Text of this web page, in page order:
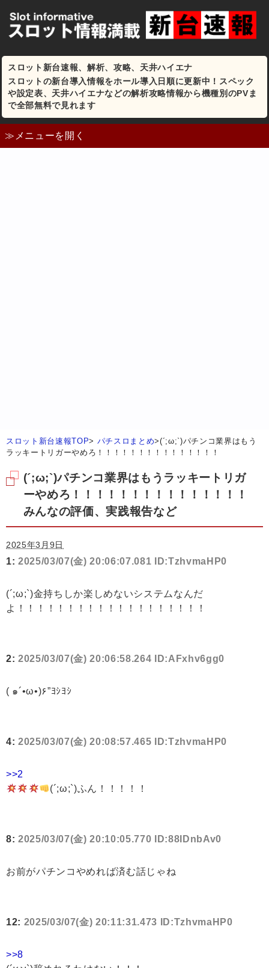
スロット新台速報、解析、攻略、天井ハイエナ
スロットの新台導入情報をホール導入日順に更新中！スペック
や設定表、天井ハイエナなどの解析攻略情報から機種別のPVま
で全部無料で見れます
≫メニューを開く
スロット新台速報TOP> パチスロまとめ>(´;ω;`)パチンコ業界はもう
ラッキートリガーやめろ！！！！！！！！！！！！！！！
(´;ω;`)パチンコ業界はもうラッキートリガ
ーやめろ！！！！！！！！！！！！！！！
みんなの評価、実践報告など
2025年3月9日
1: 2025/03/07(金) 20:06:07.081 ID:TzhvmaHP0
(´;ω;`)金持ちしか楽しめないシステムなんだ
よ！！！！！！！！！！！！！！！！！！！
2: 2025/03/07(金) 20:06:58.264 ID:AFxhv6gg0
( ๑´•ω•)۶”ﾖｼﾖｼ
4: 2025/03/07(金) 20:08:57.465 ID:TzhvmaHP0
>>2
(´;ω;`)ふん！！！！！
8: 2025/03/07(金) 20:10:05.770 ID:88IDnbAv0
お前がパチンコやめれば済む話じゃね
12: 2025/03/07(金) 20:11:31.473 ID:TzhvmaHP0
>>8